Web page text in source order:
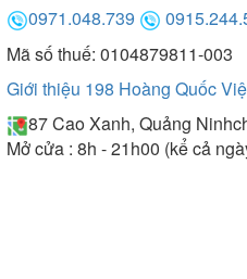
0971.048.739
Mã số thuế: 0104879811-003
Giới thiệu 198 Hoàng Quốc
87 Cao Xanh, Quảng Ninh
Mở cửa : 8h - 21h00 (kể cả